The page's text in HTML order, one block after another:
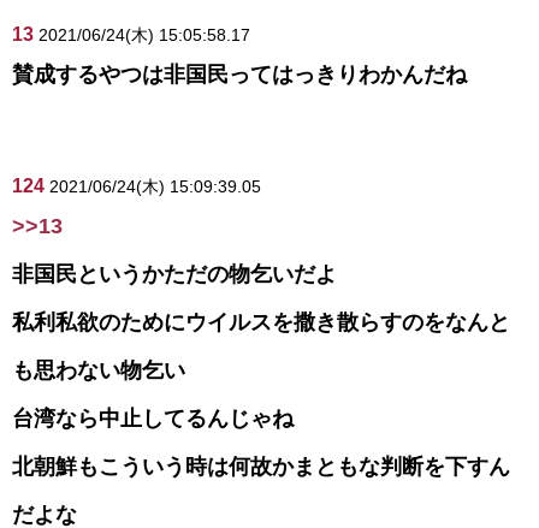
13 2021/06/24(木) 15:05:58.17
賛成するやつは非国民ってはっきりわかんだね
124 2021/06/24(木) 15:09:39.05
>>13
非国民というかただの物乞いだよ
私利私欲のためにウイルスを撒き散らすのをなんと
も思わない物乞い
台湾なら中止してるんじゃね
北朝鮮もこういう時は何故かまともな判断を下すん
だよな